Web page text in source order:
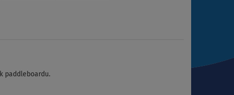
paddleboardu.